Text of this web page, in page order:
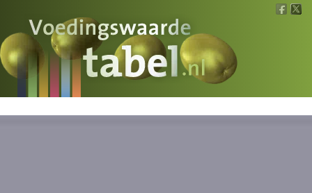
Voedingswaarde
Wat is wat?